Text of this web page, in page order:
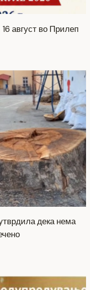
август во Прилеп
дека нема